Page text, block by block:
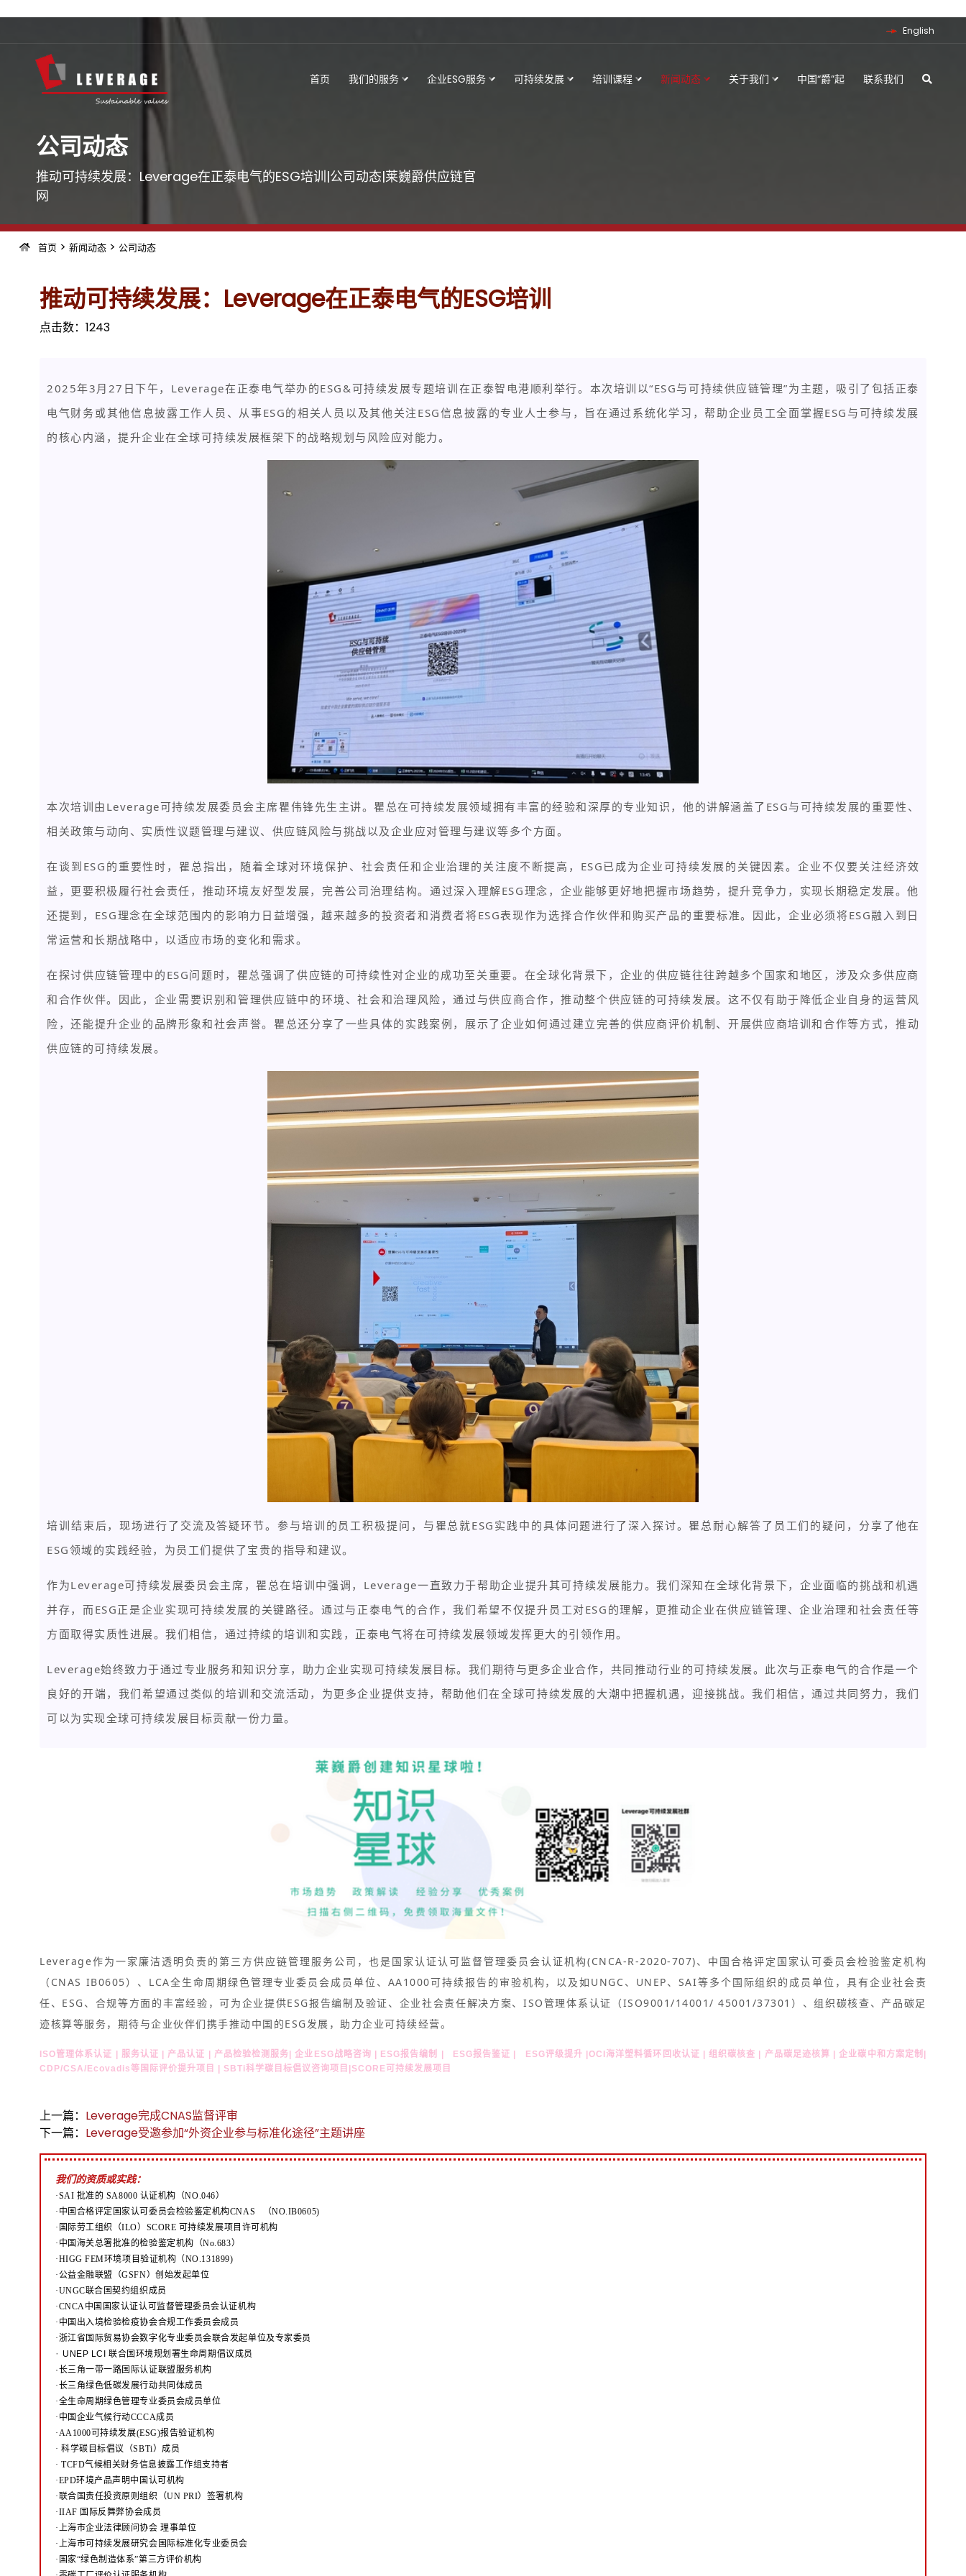
English
首页 我们的服务 企业ESG服务 可持续发展 培训课程 新闻动态 关于我们 中国“爵”起 联系我们
公司动态
推动可持续发展：Leverage在正泰电气的ESG培训|公司动态|莱巍爵供应链官
网
首页> 新闻动态> 公司动态
推动可持续发展：Leverage在正泰电气的ESG培训
点击数： 1243
2025年3月27日下午，Leverage在正泰电气举办的ESG&可持续发展专题培训在正泰智电港顺利举行。本次培训以“ESG与可持续供应链管理”为主题，吸引了包括正泰
电气财务或其他信息披露工作人员、从事ESG的相关人员以及其他关注ESG信息披露的专业人士参与，旨在通过系统化学习，帮助企业员工全面掌握ESG与可持续发展
的核心内涵，提升企业在全球可持续发展框架下的战略规划与风险应对能力。
本次培训由Leverage可持续发展委员会主席瞿伟锋先生主讲。瞿总在可持续发展领域拥有丰富的经验和深厚的专业知识，他的讲解涵盖了ESG与可持续发展的重要性、
相关政策与动向、实质性议题管理与建议、供应链风险与挑战以及企业应对管理与建议等多个方面。
在谈到ESG的重要性时，瞿总指出，随着全球对环境保护、社会责任和企业治理的关注度不断提高，ESG已成为企业可持续发展的关键因素。企业不仅要关注经济效
益，更要积极履行社会责任，推动环境友好型发展，完善公司治理结构。通过深入理解ESG理念，企业能够更好地把握市场趋势，提升竞争力，实现长期稳定发展。他
还提到，ESG理念在全球范围内的影响力日益增强，越来越多的投资者和消费者将ESG表现作为选择合作伙伴和购买产品的重要标准。因此，企业必须将ESG融入到日
常运营和长期战略中，以适应市场的变化和需求。
在探讨供应链管理中的ESG问题时，瞿总强调了供应链的可持续性对企业的成功至关重要。在全球化背景下，企业的供应链往往跨越多个国家和地区，涉及众多供应商
和合作伙伴。因此，企业需要识别和管理供应链中的环境、社会和治理风险，通过与供应商合作，推动整个供应链的可持续发展。这不仅有助于降低企业自身的运营风
险，还能提升企业的品牌形象和社会声誉。瞿总还分享了一些具体的实践案例，展示了企业如何通过建立完善的供应商评价机制、开展供应商培训和合作等方式，推动
供应链的可持续发展。
培训结束后，现场进行了交流及答疑环节。参与培训的员工积极提问，与瞿总就ESG实践中的具体问题进行了深入探讨。瞿总耐心解答了员工们的疑问，分享了他在
ESG领域的实践经验，为员工们提供了宝贵的指导和建议。
作为Leverage可持续发展委员会主席，瞿总在培训中强调，Leverage一直致力于帮助企业提升其可持续发展能力。我们深知在全球化背景下，企业面临的挑战和机遇
并存，而ESG正是企业实现可持续发展的关键路径。通过与正泰电气的合作，我们希望不仅提升员工对ESG的理解，更推动企业在供应链管理、企业治理和社会责任等
方面取得实质性进展。我们相信，通过持续的培训和实践，正泰电气将在可持续发展领域发挥更大的引领作用。
Leverage始终致力于通过专业服务和知识分享，助力企业实现可持续发展目标。我们期待与更多企业合作，共同推动行业的可持续发展。此次与正泰电气的合作是一个
良好的开端，我们希望通过类似的培训和交流活动，为更多企业提供支持，帮助他们在全球可持续发展的大潮中把握机遇，迎接挑战。我们相信，通过共同努力，我们
可以为实现全球可持续发展目标贡献一份力量。
Leverage作为一家廉洁透明负责的第三方供应链管理服务公司，也是国家认证认可监督管理委员会认证机构(CNCA-R-2020-707)、中国合格评定国家认可委员会检验鉴定机构
（CNAS IB0605）、LCA全生命周期绿色管理专业委员会成员单位、AA1000可持续报告的审验机构，以及如UNGC、UNEP、SAI等多个国际组织的成员单位，具有企业社会责
任、ESG、合规等方面的丰富经验，可为企业提供ESG报告编制及验证、企业社会责任解决方案、ISO管理体系认证（ISO9001/14001/ 45001/37301）、组织碳核查、产品碳足
迹核算等服务，期待与企业伙伴们携手推动中国的ESG发展，助力企业可持续经营。
ISO管理体系认证 | 服务认证 | 产品认证 | 产品检验检测服务| 企业ESG战略咨询 | ESG报告编制 | ESG报告鉴证 | ESG评级提升 |OCI海洋塑料循环回收认证 | 组织碳核查 | 产品碳足迹核算 | 企业碳中和方案定制|
CDP/CSA/Ecovadis等国际评价提升项目 | SBTi科学碳目标倡议咨询项目|SCORE可持续发展项目
上一篇： Leverage完成CNAS监督评审
下一篇： Leverage受邀参加“外资企业参与标准化途径”主题讲座
我们的资质或实践：
·SAI 批准的 SA8000 认证机构（NO.046）
·中国合格评定国家认可委员会检验鉴定机构CNAS （NO.IB0605)
·国际劳工组织（ILO）SCORE 可持续发展项目许可机构
·中国海关总署批准的检验鉴定机构（No.683）
·HIGG FEM环境项目验证机构（NO.131899)
·公益金融联盟（GSFN）创始发起单位
·UNGC联合国契约组织成员
·CNCA中国国家认证认可监督管理委员会认证机构
·中国出入境检验检疫协会合规工作委员会成员
·浙江省国际贸易协会数字化专业委员会联合发起单位及专家委员
· UNEP LCI 联合国环境规划署生命周期倡议成员
·长三角一带一路国际认证联盟服务机构
·长三角绿色低碳发展行动共同体成员
·全生命周期绿色管理专业委员会成员单位
·中国企业气候行动CCCA成员
·AA1000可持续发展(ESG)报告验证机构
·科学碳目标倡议（SBTi）成员
·TCFD气候相关财务信息披露工作组支持者
·EPD环境产品声明中国认可机构
·联合国责任投资原则组织（UN PRI）签署机构
·IIAF 国际反舞弊协会成员
·上海市企业法律顾问协会 理事单位
·上海市可持续发展研究会国际标准化专业委员会
·国家“绿色制造体系”第三方评价机构